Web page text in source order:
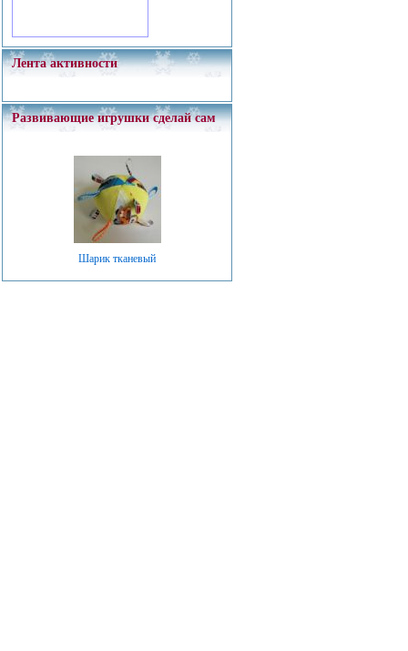
Лента активности
Развивающие игрушки сделай сам
Шарик тканевый